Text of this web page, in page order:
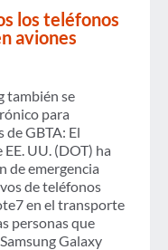
los teléfonos
aviones
también se
para
de GBTA: El
UU. (DOT) ha
de emergencia
de teléfonos
en el transporte
personas que
Galaxy